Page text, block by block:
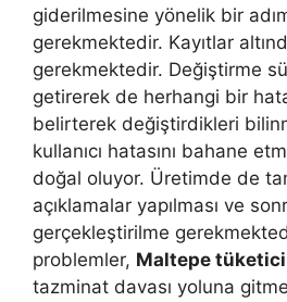
giderilmesine yönelik bir
gerekmektedir. Kayıtlar
gerekmektedir. Değiştirme
getirerek de herhangi bir
belirterek değiştirdikleri
kullanıcı hatasını bahane
doğal oluyor. Üretimde de
açıklamalar yapılması ve
gerçekleştirilme
problemler, Maltepe tüketici
tazminat davası yoluna